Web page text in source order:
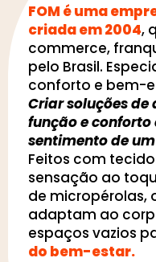
FOM é uma
criada em 2004,
commerce,
pelo Brasil.
conforto e bem-
Criar soluções de
função e
sentimento de
Feitos com
sensação ao
de micropérolas,
adaptam ao
espaços vazios
do bem-estar.